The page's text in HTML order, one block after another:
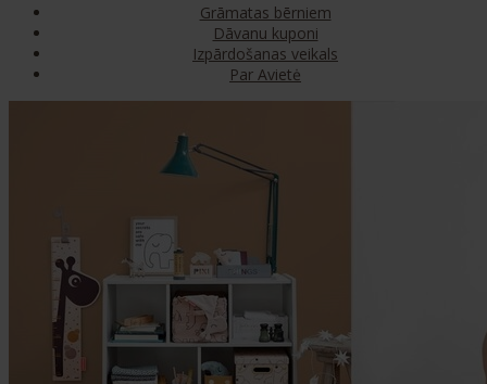
Grāmatas bērniem
Dāvanu kuponi
Izpārdošanas veikals
Par Avietė